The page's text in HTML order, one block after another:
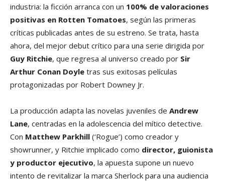
industria: la ficción arranca con un 100% de valoraciones
positivas en Rotten Tomatoes, según las primeras
críticas publicadas antes de su estreno. Se trata, hasta
ahora, del mejor debut crítico para una serie dirigida por
Guy Ritchie, que regresa al universo creado por Sir
Arthur Conan Doyle tras sus exitosas películas
protagonizadas por Robert Downey Jr.
La producción adapta las novelas juveniles de Andrew
Lane, centradas en la adolescencia del mítico detective.
Con Matthew Parkhill (‘Rogue’) como creador y
showrunner, y Ritchie implicado como director, guionista
y productor ejecutivo, la apuesta supone un nuevo
intento de revitalizar la marca Sherlock para una audiencia